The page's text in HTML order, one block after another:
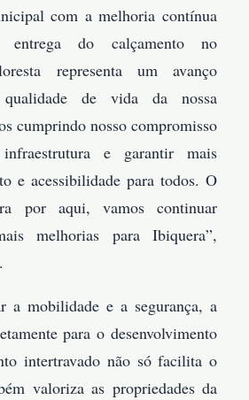
com a melhoria contínua
do calçamento no
representa um avanço
de vida da nossa
cumprindo nosso compromisso
e garantir mais
e acessibilidade para todos. O
por aqui, vamos continuar
melhorias para Ibiquera”,
a mobilidade e a segurança, a
para o desenvolvimento
intertravado não só facilita o
valoriza as propriedades da